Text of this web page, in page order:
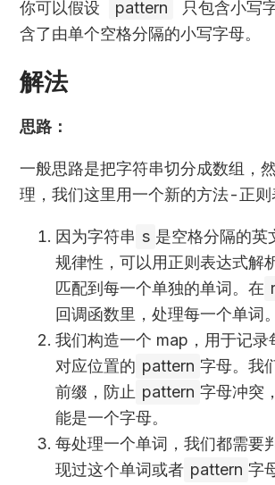
你可以假设 pattern 只包含小写
含了由单个空格分隔的小写字母。
解法
思路：
一般思路是把字符串切分成数组，
理，我们这里用一个新的方法-正则
因为字符串 s 是空格分隔的英
规律性，可以用正则表达式解
匹配到每一个单独的单词。在
回调函数里，处理每一个单词。
我们构造一个 map，用于记录
对应位置的 pattern 字母。我
前缀，防止 pattern 字母冲突
能是一个字母。
每处理一个单词，我们都需要
现过这个单词或者 pattern 字